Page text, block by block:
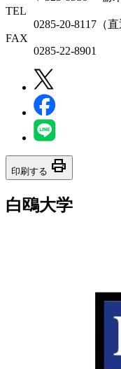
TEL
0285-20-8117（直
FAX
0285-22-8901
印刷する print
白鴎大学